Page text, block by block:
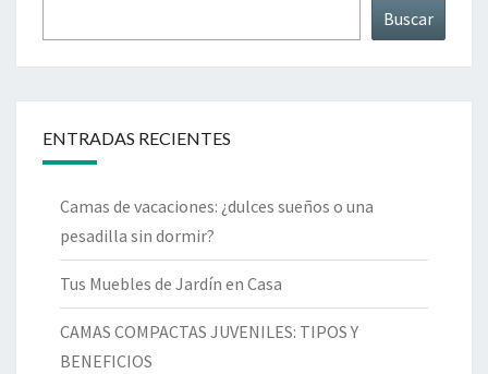
Buscar
ENTRADAS RECIENTES
Camas de vacaciones: ¿dulces sueños o una
pesadilla sin dormir?
Tus Muebles de Jardín en Casa
CAMAS COMPACTAS JUVENILES: TIPOS Y
BENEFICIOS